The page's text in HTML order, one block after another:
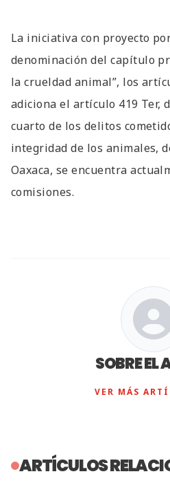
La iniciativa con proyecto
denominación del capítulo
la crueldad animal”, los
adiciona el artículo 419 Ter,
cuarto de los delitos
integridad de los animales,
Oaxaca, se encuentra
comisiones.
SOBRE EL
VER MÁS
ARTÍCULOS